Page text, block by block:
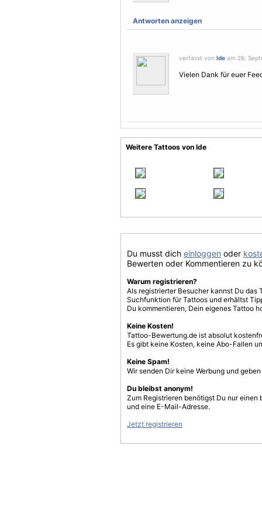
Antworten anzeigen
verfasst von Ide am 26.
Vielen Dank für euer
Weitere Tattoos von Ide
Du musst dich einloggen oder
Bewerten oder Kommentieren zu
Warum registrieren?
Als registrierter Besucher kannst Du
Suchfunktion für Tattoos und erhältst
Du kommentieren, Dein eigenes Tattoo
Keine Kosten!
Tattoo-Bewertung.de ist absolut
Es gibt keine Kosten, keine Abo-Fallen
Keine Spam!
Wir senden Dir keine Werbung und
Du bleibst anonym!
Zum Registrieren benötigst Du nur einen
und eine E-Mail-Adresse.
Jetzt registrieren